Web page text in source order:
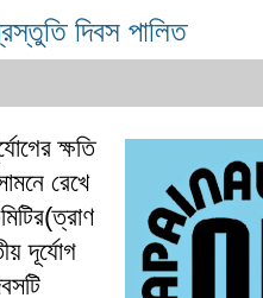
দিবস পালিত
ক্ষতি
রেখে
দূর্যোগ